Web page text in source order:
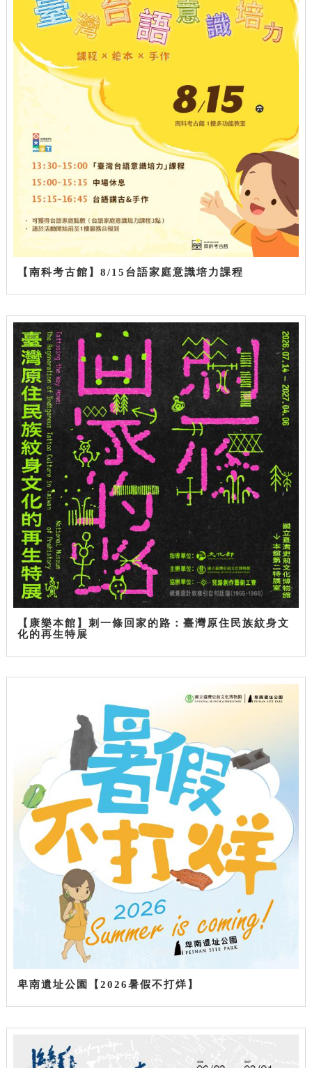
【南科考古館】8/15台語家庭意識培力課程
【康樂本館】刺一條回家的路：臺灣原住民族紋身文
化的再生特展
卑南遺址公園【2026暑假不打烊】